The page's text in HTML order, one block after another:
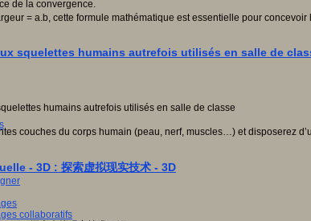
collaboratifs
de la convergence.
= a.b, cette formule mathématique est essentielle pour
squelettes humains autrefois utilisés en salle de
couches du corps humain (peau, nerf, muscles…) et disposerez
- 3D : 探索虚拟现实技术 - 3D